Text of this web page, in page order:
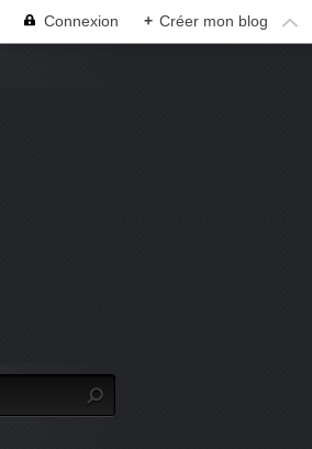
Connexion + Créer mon blog